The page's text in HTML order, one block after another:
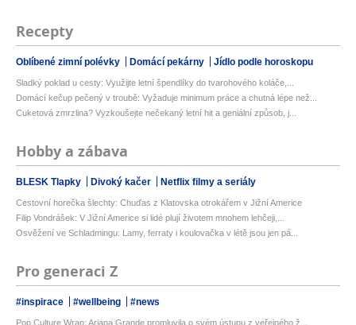
Recepty
Oblíbené zimní polévky Domácí pekárny Jídlo podle horoskopu
Sladký poklad u cesty: Využijte letní špendlíky do tvarohového koláče,...
Domácí kečup pečený v troubě: Vyžaduje minimum práce a chutná lépe než...
Cuketová zmrzlina? Vyzkoušejte nečekaný letní hit a geniální způsob, j...
Hobby a zábava
BLESK Tlapky Divoký kačer Netflix filmy a seriály
Cestovní horečka šlechty: Chuďas z Klatovska otrokářem v Jižní Americe
Filip Vondrášek: V Jižní Americe si lidé plují životem mnohem lehčeji,...
Osvěžení ve Schladmingu: Lamy, ferraty i koulovačka v létě jsou jen pá...
Pro generaci Z
#inspirace #wellbeing #news
Pop Culture Wrap: Ariana Grande promluvila o svém ústupu z veřejného ž...